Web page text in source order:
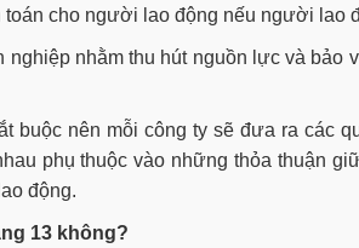
cho người lao động nếu người lao
nghiệp nhằm thu hút nguồn lực và
buộc nên mỗi công ty sẽ đưa ra các
phụ thuộc vào những thỏa thuận
động.
13 không?